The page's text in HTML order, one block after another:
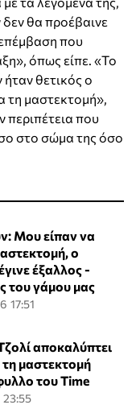
θα προέβαινε
που
όπως είπε. «Το
θετικός ο
τη μαστεκτομή»,
περιπέτεια που
στο σώμα της όσο
Μου είπαν να
ο
έξαλλος -
του γάμου μας
17:51
αποκαλύπτει
μαστεκτομή
του Time
23:55